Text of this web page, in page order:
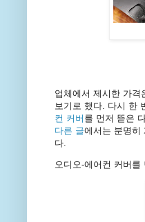
업체에서 제시한 가격
보기로 했다. 다시 한
컨 커버 를 먼저 뜯은
다른 글에서는 분명히
다.
오디오-에어컨 커버